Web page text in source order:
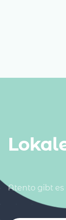
in
Atento gibt es